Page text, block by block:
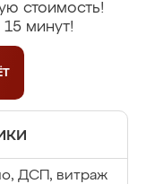
стоимость!
минут!
ДСП, витраж